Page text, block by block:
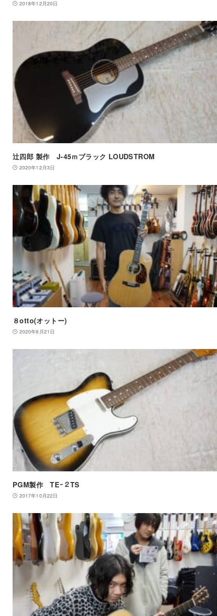
2018年12月20日
辻四郎 製作 J-45ｍブラック LOUDSTROM
2020年12月3日
８otto(オットー)
2020年6月21日
PGM製作 TEｰ２TS
2017年10月22日